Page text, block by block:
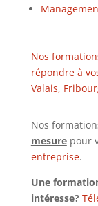
Nos
répondre à
Valais,
Nos
mesurepour
entreprise.
Une
intéresse?